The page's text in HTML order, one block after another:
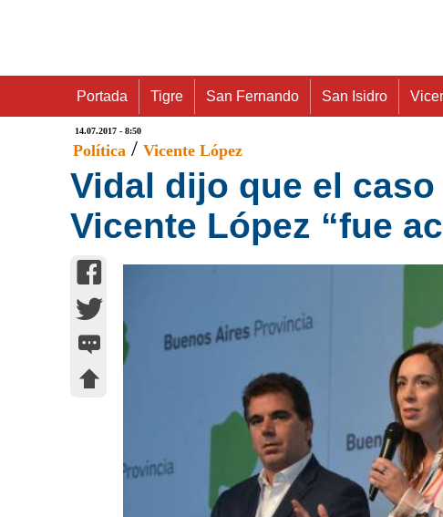
Portada Tigre San Fernando San Isidro
14.07.2017 - 8:50
Política / Vicente López
Vidal dijo que el
Vicente López “fue